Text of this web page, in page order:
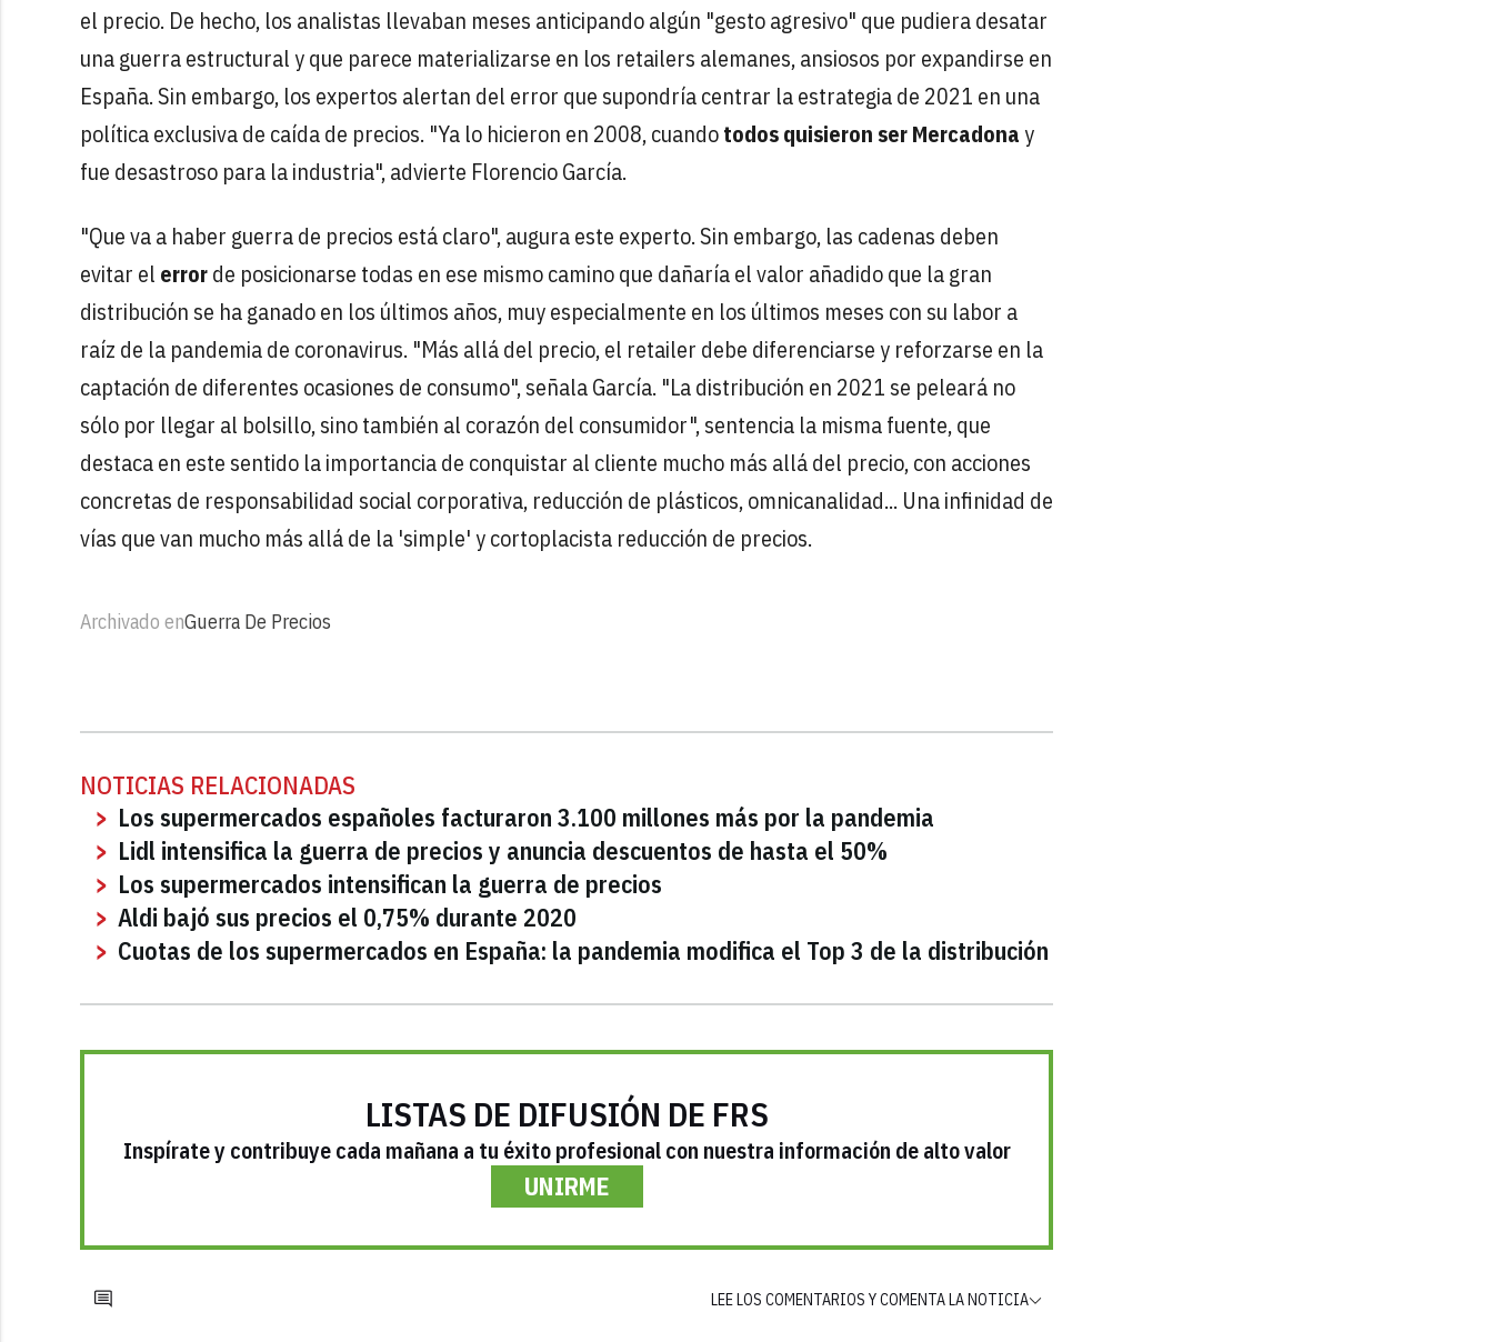
el precio. De hecho, los analistas llevaban meses anticipando algún "gesto agresivo" que pudiera desatar
una guerra estructural y que parece materializarse en los retailers alemanes, ansiosos por expandirse en
España. Sin embargo, los expertos alertan del error que supondría centrar la estrategia de 2021 en una
política exclusiva de caída de precios. "Ya lo hicieron en 2008, cuandotodos quisieron ser Mercadonay
fue desastroso para la industria", advierte Florencio García.
"Que va a haber guerra de precios está claro", augura este experto. Sin embargo, las cadenas deben
evitar el errorde posicionarse todas en ese mismo camino que dañaría el valor añadido que la gran
distribución se ha ganado en los últimos años, muy especialmente en los últimos meses con su labor a
raíz de la pandemia de coronavirus. "Más allá del precio, el retailer debe diferenciarse y reforzarse en la
captación de diferentes ocasiones de consumo", señala García. "La distribución en 2021 se peleará no
sólo por llegar al bolsillo, sino también al corazón del consumidor", sentencia la misma fuente, que
destaca en este sentido la importancia de conquistar al cliente mucho más allá del precio, con acciones
concretas de responsabilidad social corporativa, reducción de plásticos, omnicanalidad... Una infinidad de
vías que van mucho más allá de la 'simple' y cortoplacista reducción de precios.
Archivado enGuerra De Precios
NOTICIAS RELACIONADAS
Los supermercados españoles facturaron 3.100 millones más por la pandemia
Lidl intensifica la guerra de precios y anuncia descuentos de hasta el 50%
Los supermercados intensifican la guerra de precios
Aldi bajó sus precios el 0,75% durante 2020
Cuotas de los supermercados en España: la pandemia modifica el Top 3 de la distribución
LISTAS DE DIFUSIÓN DE FRS
Inspírate y contribuye cada mañana a tu éxito profesional con nuestra información de alto valor
UNIRME
LEE LOS COMENTARIOS Y COMENTA LA NOTICIA